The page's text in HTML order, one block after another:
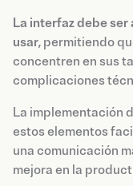
La interfaz debe
usar, permitiendo
concentren en sus
complicaciones
La implementación
estos elementos
una comunicación
mejora en la